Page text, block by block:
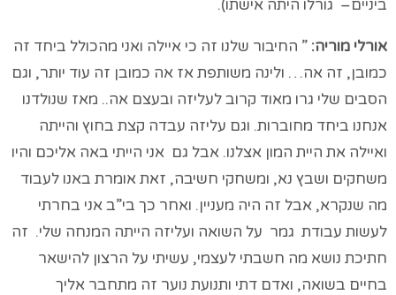
ביניים– גורלו היתה אישתו).
אורלי מוריה: ” החיבור שלנו זה כי איילה ואני מהכולל ביחד זה
כמובן, זה אה… ולינה משותפת אז אה כמובן זה עוד יותר, וגם
הסבים שלי גרו מאוד קרוב לעליזה ובעצם אה.. מאז שנולדנו
אנחנו ביחד מחוברות. וגם עליזה עבדה קצת בחוץ והייתה
ואיילה את היית המון אצלנו. אבל גם אני הייתי באה אליכם והיו
משחקים ושבץ נא, ומשחקי חשיבה, זאת אומרת באנו לעבוד
מה שנקרא, אבל זה היה מעניין. ואחר כך בי”ב אני בחרתי
לעשות עבודת גמר על השואה ועליזה הייתה המנחה שלי. זה
חתיכת נושא מה חשבתי לעצמי, עשיתי על הרצון להישאר
בחיים בשואה, ואדם דתי ותנועת נוער זה מתחבר אליך